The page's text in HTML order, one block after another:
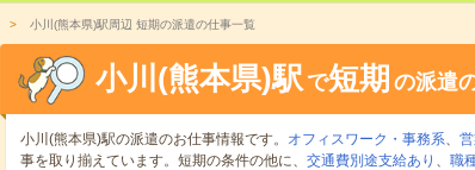
小川(熊本県)駅周辺 短期の派遣の仕事一覧
小川(熊本県)駅 で短期 の派遣
小川(熊本県)駅の派遣のお仕事情報です。 オフィスワーク・事務系、
事を取り揃えています。短期の条件の他に、 交通費別途支給あり 、 職